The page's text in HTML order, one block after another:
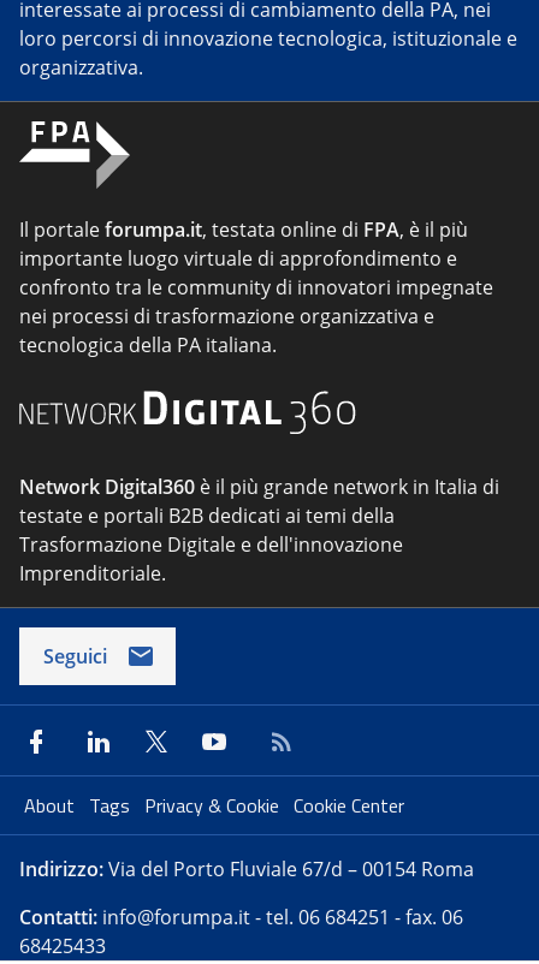
interessate ai processi di cambiamento della PA, nei
loro percorsi di innovazione tecnologica, istituzionale e
organizzativa.
Il portaleforumpa.it, testata online di FPA, è il più
importante luogo virtuale di approfondimento e
confronto tra le community di innovatori impegnate
nei processi di trasformazione organizzativa e
tecnologica della PA italiana.
Network Digital360 è il più grande network in Italia di
testate e portali B2B dedicati ai temi della
Trasformazione Digitale e dell'innovazione
Imprenditoriale.
Seguici
About Tags Privacy & Cookie Cookie Center
Indirizzo:Via del Porto Fluviale 67/d – 00154 Roma
Contatti: info@forumpa.it- tel. 06 684251 - fax. 06
68425433